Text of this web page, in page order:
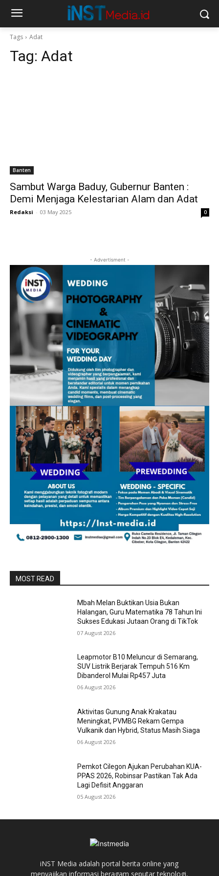
Tags Adat
Tag: Adat
Banten
Sambut Warga Baduy, Gubernur Banten :
Demi Menjaga Kelestarian Alam dan Adat
Redaksi - 03 May 2025 0
- Advertisment -
MOST READ
Mbah Melan Buktikan Usia Bukan
Halangan, Guru Matematika 78 Tahun Ini
Sukses Edukasi Jutaan Orang di TikTok
07 August 2026
Leapmotor B10 Meluncur di Semarang,
SUV Listrik Berjarak Tempuh 516 Km
Dibanderol Mulai Rp457 Juta
06 August 2026
Aktivitas Gunung Anak Krakatau
Meningkat, PVMBG Rekam Gempa
Vulkanik dan Hybrid, Status Masih Siaga
06 August 2026
Pemkot Cilegon Ajukan Perubahan KUA-
PPAS 2026, Robinsar Pastikan Tak Ada
Lagi Defisit Anggaran
05 August 2026
iNST Media adalah portal berita online yang
menyajikan informasi beragam seputar teknologi,